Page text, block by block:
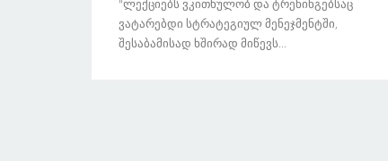
"ლექციებს Ვკითხულობ Და Ტრენინგებსაც
Ვატარებდი Სტრატეგიულ Მენეჯმენტში,
Შესაბამისად Ხშირად Მიწევს...